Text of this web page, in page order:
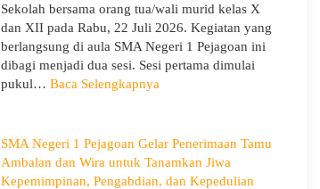
Integritas
dan
Pembukaan
LDDK
Sekolah bersama orang tua/wali murid kelas X
dan XII pada Rabu, 22 Juli 2026. Kegiatan yang
berlangsung di aula SMA Negeri 1 Pejagoan ini
dibagi menjadi dua sesi. Sesi pertama dimulai
pukul… Baca Selengkapnya:
Sekolah
dan
Kemitraan
SMA Negeri 1 Pejagoan Gelar Penerimaan Tamu
Ambalan dan Wira untuk Tanamkan Jiwa
Kepemimpinan, Pengabdian, dan Kepedulian